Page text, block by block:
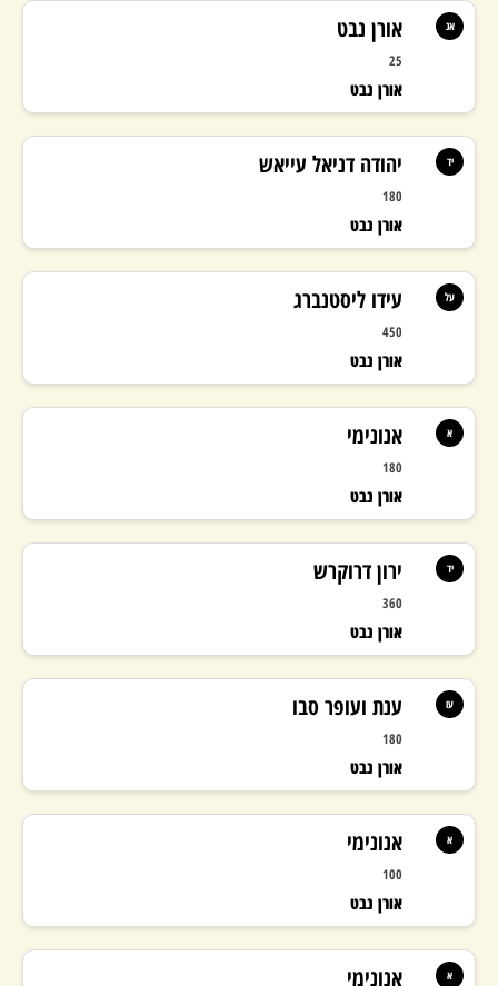
308,234 ₪
יעד בונוס: 330,000
אורן נבט
25
אורן נבט
אנ
יהודה דניאל עייאש
180
אורן נבט
יד
עידו ליסטנברג
450
אורן נבט
על
אנונימי
180
אורן נבט
א
ירון דרוקרש
360
אורן נבט
יד
ענת ועופר סבו
180
אורן נבט
עו
אנונימי
100
אורן נבט
א
אנונימי א